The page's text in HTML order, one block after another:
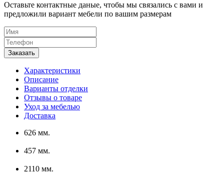
Оставьте контактные даные, чтобы мы связались с вами и
предложили вариант мебели по вашим размерам
Характеристики
Описание
Варианты отделки
Отзывы о товаре
Уход за мебелью
Доставка
626 мм.
457 мм.
2110 мм.